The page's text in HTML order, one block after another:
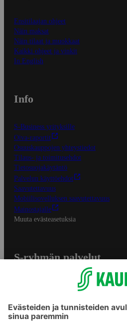
Ensitilaajan ohjeet
Näin maksat
Näin tilaat ja muokkaat
Kaikki ohjeet ja vinkit
In English
Info
S-Business yrityksille
Oiva-raportit
Osuuskauppojen yhteystiedot
Tilaus- ja toimitusehdot
Tietosuojakäytäntö
Palvelun käyttöehdot
Saavutettavuus
Mobiilisovelluksen saavutettavuus
Mainostajalle
Muuta evästeasetuksia
S-ryhmän palvelut
Yhteishyvä Ruoka -sovellus
S-ostoslista -sovellus